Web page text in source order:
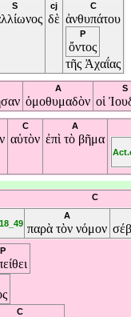
S cj
δὲ
C
ἀνθυπάτου
P
ὄντος
τῆς Ἀχαΐας
A
ὁμοθυμαδὸν
S
οἱ
C
αὐτὸν
A
ἐπὶ τὸ βῆμα
C
A
παρὰ τὸν νόμον
P
C